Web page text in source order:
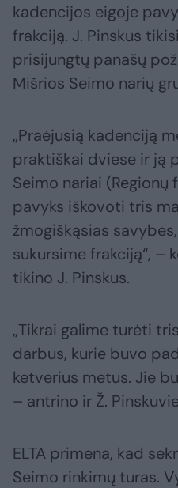
kadencijos eigoje
frakciją. J. Pinskus
prisijungtų panašų
Mišrios Seimo narių
„Praėjusią kadenciją
praktiškai dviese ir ją
Seimo nariai (Regionų
pavyks iškovoti tris
žmogiškąsias
sukursime frakciją“, –
tikino J. Pinskus.
„Tikrai galime turėti
darbus, kurie buvo
ketverius metus. Jie
– antrino ir Ž.
ELTA primena, kad
Seimo rinkimų turas.